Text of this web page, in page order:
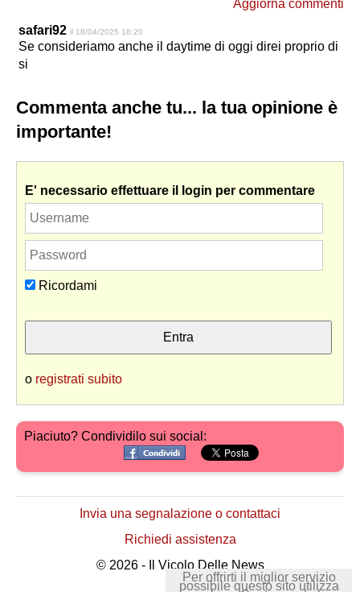
Aggiorna commenti
safari92 il 18/04/2025 18:20
Se consideriamo anche il daytime di oggi direi proprio di
si
Commenta anche tu... la tua opinione è
importante!
E' necessario effettuare il login per commentare
Ricordami
o registrati subito
Piaciuto? Condividilo sui social:
Invia una segnalazione o contattaci
Richiedi assistenza
© 2026 - Il Vicolo Delle News
Per offrirti il miglior servizio
possibile questo sito utilizza